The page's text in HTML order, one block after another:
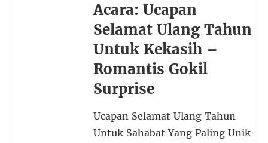
Acara: Ucapan
Selamat Ulang Tahun
Untuk Kekasih –
Romantis Gokil
Surprise
Ucapan Selamat Ulang Tahun
Untuk Sahabat Yang Paling Unik